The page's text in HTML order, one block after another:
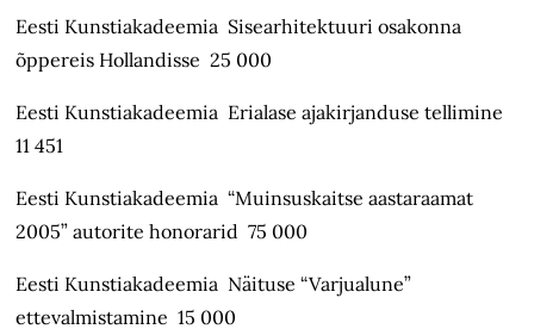
Eesti Kunstiakadeemia Sisearhitektuuri osakonna
õppereis Hollandisse 25 000
Eesti Kunstiakadeemia Erialase ajakirjanduse tellimine
11 451
Eesti Kunstiakadeemia “Muinsuskaitse aastaraamat
2005” autorite honorarid 75 000
Eesti Kunstiakadeemia Näituse “Varjualune”
ettevalmistamine 15 000